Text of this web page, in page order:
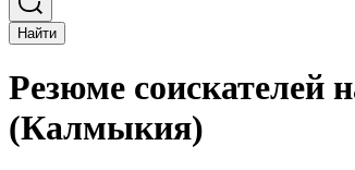
Найти
Резюме соискателей
(Калмыкия)